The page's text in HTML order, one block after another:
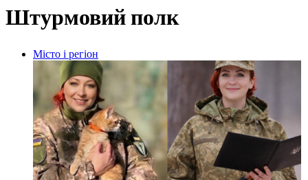
Штурмовий полк
Місто і регіон